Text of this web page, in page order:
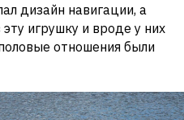
дизайн навигации, а
игрушку и вроде у них
отношения были